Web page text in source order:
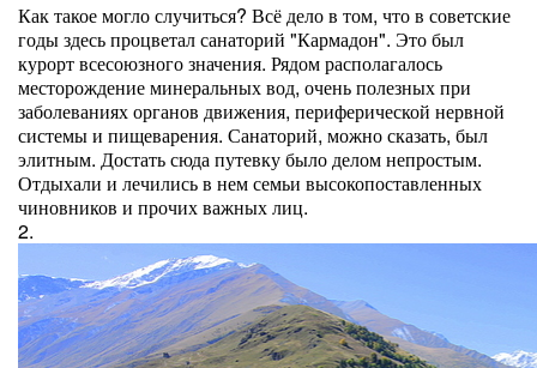
Как такое могло случиться? Всё дело в том, что в советские
годы здесь процветал санаторий "Кармадон". Это был
курорт всесоюзного значения. Рядом располагалось
месторождение минеральных вод, очень полезных при
заболеваниях органов движения, периферической нервной
системы и пищеварения. Санаторий, можно сказать, был
элитным. Достать сюда путевку было делом непростым.
Отдыхали и лечились в нем семьи высокопоставленных
чиновников и прочих важных лиц.
2.